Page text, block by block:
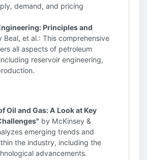
demand, and pricing
Principles and
Beal, et al.: This comprehensive
all aspects of petroleum
reservoir engineering,
Oil and Gas: A Look at Key
by McKinsey &
emerging trends and
the industry, including the
advancements.